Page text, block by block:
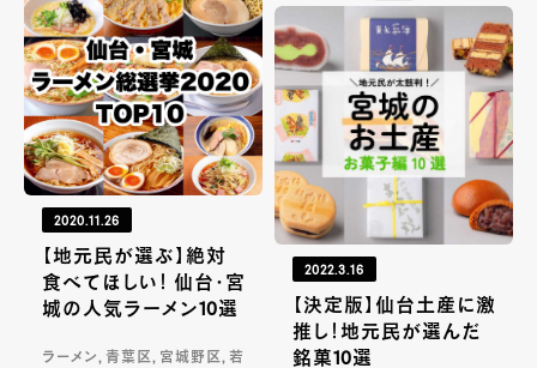
2020.11.26
【地元民が選ぶ】絶対
食べてほしい！ 仙台・宮
城の人気ラーメン10選
ラーメン, 青葉区, 宮城野区, 若
2022.3.16
【決定版】仙台土産に激
推し！地元民が選んだ
銘菓10選